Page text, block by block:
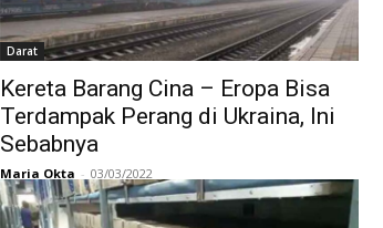
Darat
Kereta Barang Cina – Eropa Bisa
Terdampak Perang di Ukraina, Ini
Sebabnya
Maria Okta - 03/03/2022